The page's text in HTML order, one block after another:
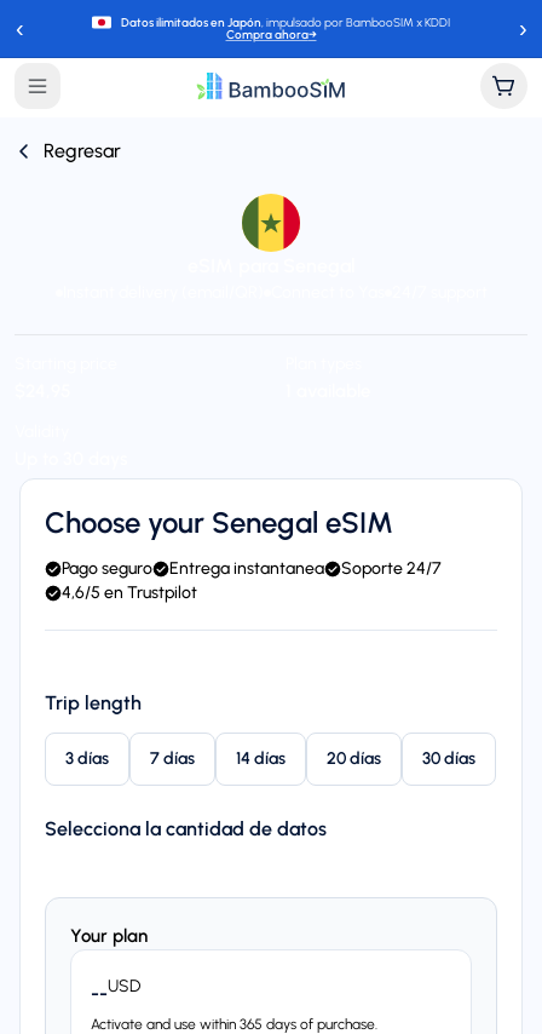
‹ Datos ilimitados en Japón, impulsado por BambooSIM x KDDI
Compra ahora→ ›
Regresar
Choose your Senegal eSIM
Pago seguro Entrega instantanea
Soporte 24/7
4,6/5 en Trustpilot
Trip length
3 días 7 días 14 días 20 días 30 días
Selecciona la cantidad de datos
Your plan
--USD
Activate and use within 365 days of purchase.